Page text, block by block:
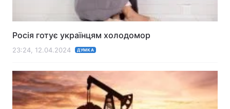
Росія готує українцям холодомор
23:24, 12.04.2024 ДУМКА